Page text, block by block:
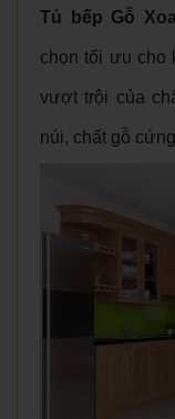
Tủ bếp Gỗ
chọn tối ưu cho
vượt trội của
núi, chất gỗ